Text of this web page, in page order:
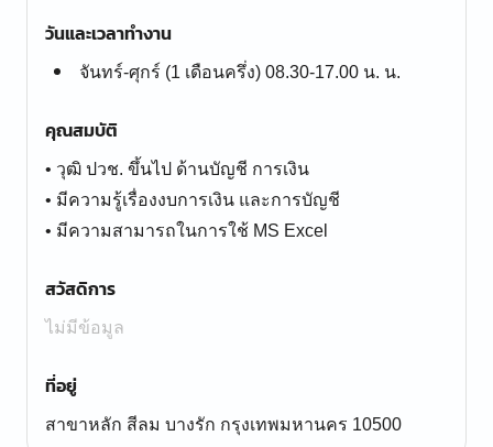
วันและเวลาทำงาน
จันทร์-ศุกร์ (1 เดือนครึ่ง) 08.30-17.00 น. น.
คุณสมบัติ
• วุฒิ ปวช. ขึ้นไป ด้านบัญชี การเงิน
• มีความรู้เรื่องงบการเงิน และการบัญชี
• มีความสามารถในการใช้ MS Excel
สวัสดิการ
ไม่มีข้อมูล
ที่อยู่
สาขาหลัก สีลม บางรัก กรุงเทพมหานคร 10500